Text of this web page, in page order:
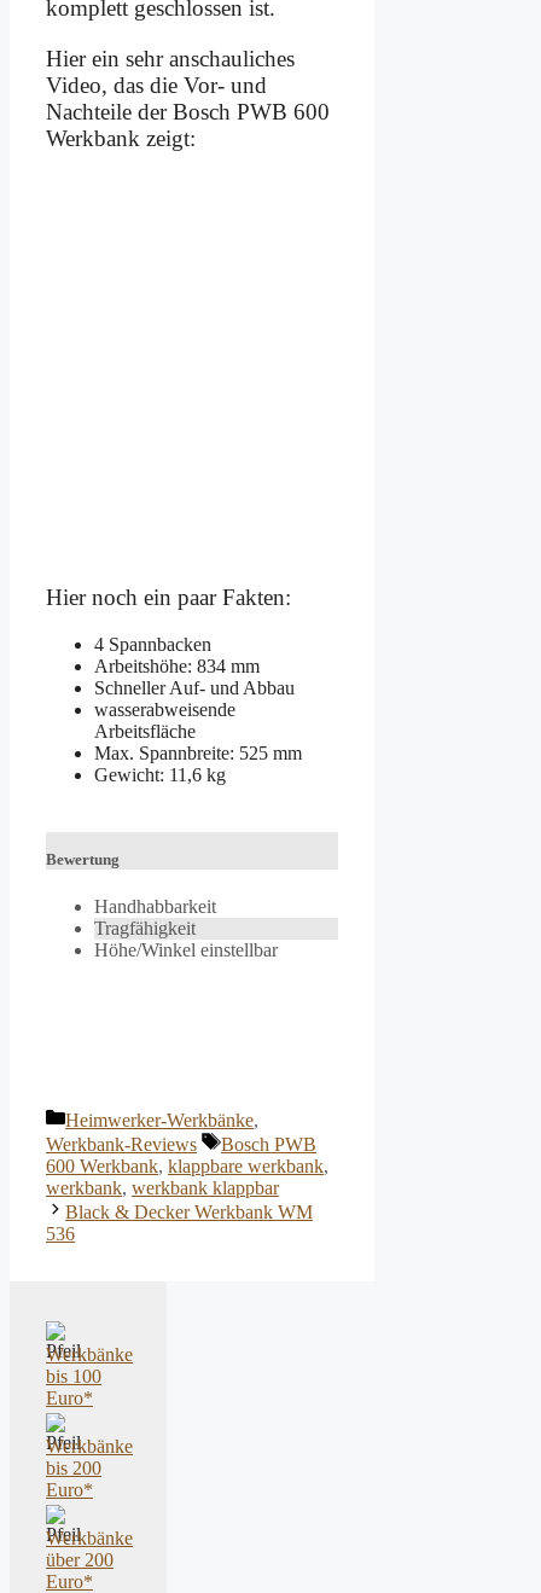
komplett geschlossen ist.
Hier ein sehr anschauliches
Video, das die Vor- und
Nachteile der Bosch PWB 600
Werkbank zeigt:
Hier noch ein paar Fakten:
4 Spannbacken
Arbeitshöhe: 834 mm
Schneller Auf- und Abbau
wasserabweisende
Arbeitsfläche
Max. Spannbreite: 525 mm
Gewicht: 11,6 kg
Bewertung
Handhabbarkeit
Tragfähigkeit
Höhe/Winkel einstellbar
Kategorien
Heimwerker-Werkbänke,
Werkbank-Reviews
Schlagwörter
Bosch PWB
600 Werkbank, klappbare werkbank,
werkbank, werkbank klappbar
Beitrags-
Navigation
Black & Decker Werkbank WM
536
Werkbänke
bis 100
Euro*
Werkbänke
bis 200
Euro*
Werkbänke
über 200
Euro*